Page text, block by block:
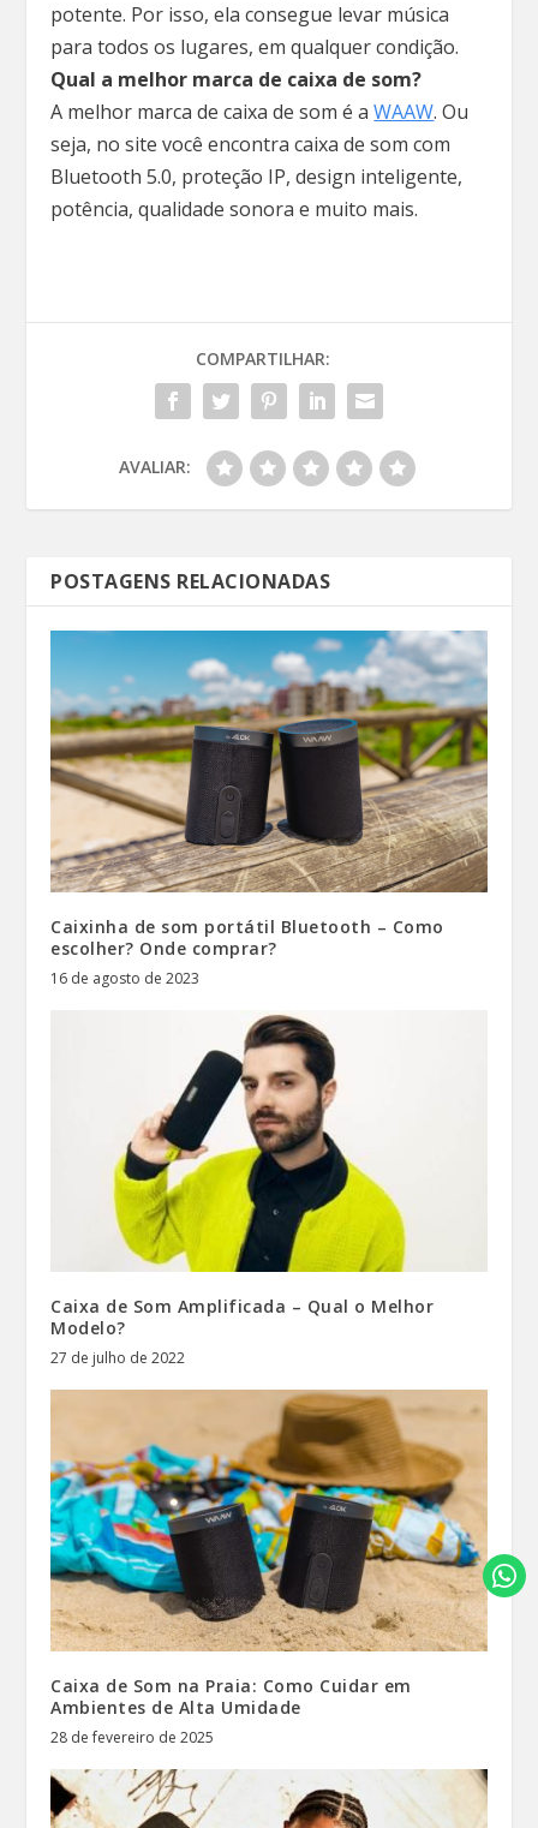
potente. Por isso, ela consegue levar música
para todos os lugares, em qualquer condição.
Qual a melhor marca de caixa de som?
A melhor marca de caixa de som é aWAAW. Ou
seja, no site você encontra caixa de som com
Bluetooth 5.0, proteção IP, design inteligente,
potência, qualidade sonora e muito mais.
COMPARTILHAR:
AVALIAR:
POSTAGENS RELACIONADAS
Caixinha de som portátil Bluetooth – Como
escolher? Onde comprar?
16 de agosto de 2023
Caixa de Som Amplificada – Qual o Melhor
Modelo?
27 de julho de 2022
Caixa de Som na Praia: Como Cuidar em
Ambientes de Alta Umidade
28 de fevereiro de 2025